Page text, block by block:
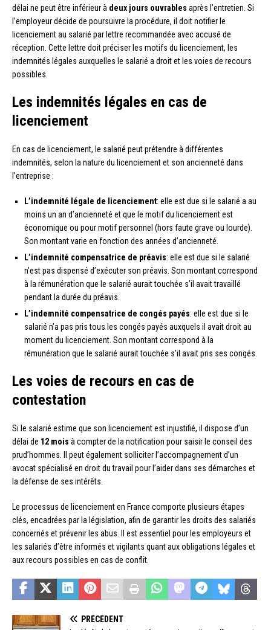
délai ne peut être inférieur à deux jours ouvrables après l’entretien. Si
l’employeur décide de poursuivre la procédure, il doit notifier le
licenciement au salarié par lettre recommandée avec accusé de
réception. Cette lettre doit préciser les motifs du licenciement, les
indemnités légales auxquelles le salarié a droit et les voies de recours
possibles.
Les indemnités légales en cas de
licenciement
En cas de licenciement, le salarié peut prétendre à différentes
indemnités, selon la nature du licenciement et son ancienneté dans
l’entreprise :
L’indemnité légale de licenciement: elle est due si le salarié a au
moins un an d’ancienneté et que le motif du licenciement est
économique ou pour motif personnel (hors faute grave ou lourde).
Son montant varie en fonction des années d’ancienneté.
L’indemnité compensatrice de préavis: elle est due si le salarié
n’est pas dispensé d’exécuter son préavis. Son montant correspond
à la rémunération que le salarié aurait touchée s’il avait travaillé
pendant la durée du préavis.
L’indemnité compensatrice de congés payés: elle est due si le
salarié n’a pas pris tous les congés payés auxquels il avait droit au
moment du licenciement. Son montant correspond à la
rémunération que le salarié aurait touchée s’il avait pris ses congés.
Les voies de recours en cas de
contestation
Si le salarié estime que son licenciement est injustifié, il dispose d’un
délai de 12 mois à compter de la notification pour saisir le conseil des
prud’hommes. Il peut également solliciter l’accompagnement d’un
avocat spécialisé en droit du travail pour l’aider dans ses démarches et
la défense de ses intérêts.
Le processus de licenciement en France comporte plusieurs étapes
clés, encadrées par la législation, afin de garantir les droits des salariés
concernés et prévenir les abus. Il est essentiel pour les employeurs et
les salariés d’être informés et vigilants quant aux obligations légales et
aux recours possibles en cas de conflit.
PRÉCÉDENT